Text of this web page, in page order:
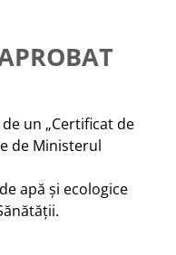
un „Certificat de
de Ministerul
apă și ecologice